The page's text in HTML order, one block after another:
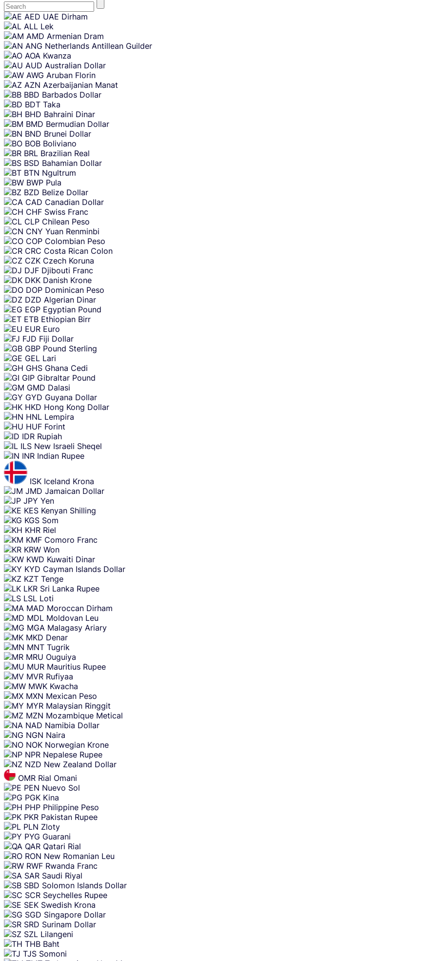
Skip
content
AED UAE Dirham
ALL Lek
AMD Armenian Dram
ANG Netherlands Antillean Guilder
AOA Kwanza
AUD Australian Dollar
AWG Aruban Florin
AZN Azerbaijanian Manat
BBD Barbados Dollar
BDT Taka
BHD Bahraini Dinar
BMD Bermudian Dollar
BND Brunei Dollar
BOB Boliviano
BRL Brazilian Real
BSD Bahamian Dollar
BTN Ngultrum
BWP Pula
BZD Belize Dollar
CAD Canadian Dollar
CHF Swiss Franc
CLP Chilean Peso
CNY Yuan Renminbi
COP Colombian Peso
CRC Costa Rican Colon
CZK Czech Koruna
DJF Djibouti Franc
DKK Danish Krone
DOP Dominican Peso
DZD Algerian Dinar
EGP Egyptian Pound
ETB Ethiopian Birr
EUR Euro
FJD Fiji Dollar
GBP Pound Sterling
GEL Lari
GHS Ghana Cedi
GIP Gibraltar Pound
GMD Dalasi
GYD Guyana Dollar
HKD Hong Kong Dollar
HNL Lempira
HUF Forint
IDR Rupiah
ILS New Israeli Sheqel
INR Indian Rupee
ISK Iceland Krona
JMD Jamaican Dollar
JPY Yen
KES Kenyan Shilling
KGS Som
KHR Riel
KMF Comoro Franc
KRW Won
KWD Kuwaiti Dinar
KYD Cayman Islands Dollar
KZT Tenge
LKR Sri Lanka Rupee
LSL Loti
MAD Moroccan Dirham
MDL Moldovan Leu
MGA Malagasy Ariary
MKD Denar
MNT Tugrik
MRU Ouguiya
MUR Mauritius Rupee
MVR Rufiyaa
MWK Kwacha
MXN Mexican Peso
MYR Malaysian Ringgit
MZN Mozambique Metical
NAD Namibia Dollar
NGN Naira
NOK Norwegian Krone
NPR Nepalese Rupee
NZD New Zealand Dollar
OMR Rial Omani
PEN Nuevo Sol
PGK Kina
PHP Philippine Peso
PKR Pakistan Rupee
PLN Zloty
PYG Guarani
QAR Qatari Rial
RON New Romanian Leu
RWF Rwanda Franc
SAR Saudi Riyal
SBD Solomon Islands Dollar
SCR Seychelles Rupee
SEK Swedish Krona
SGD Singapore Dollar
SRD Surinam Dollar
SZL Lilangeni
THB Baht
TJS Somoni